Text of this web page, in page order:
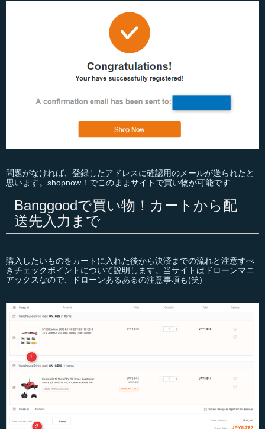
問題がなければ、登録したアドレスに確認用のメールが送られたと
思います。shopnow！でこのままサイトで買い物が可能です
Banggoodで買い物！カートから配
送先入力まで
購入したいものをカートに入れた後から決済までの流れと注意すべ
きチェックポイントについて説明します。当サイトはドローンマニ
アックスなので、ドローンあるあるの注意事項も(笑)